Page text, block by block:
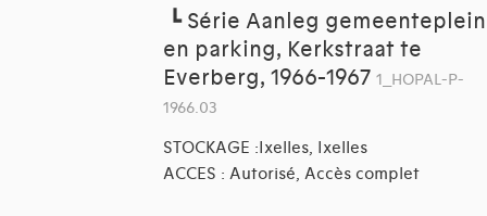
┗ Série Aanleg gemeenteplein
en parking, Kerkstraat te
Everberg, 1966-1967 1_HOPAL-P-
1966.03
STOCKAGE :Ixelles, Ixelles
ACCES : Autorisé, Accès complet